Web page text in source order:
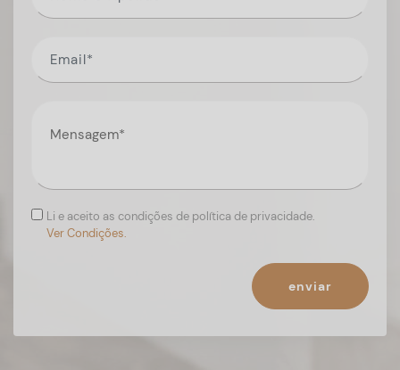
Li e aceito as condições de política de privacidade.
Ver Condições.
enviar